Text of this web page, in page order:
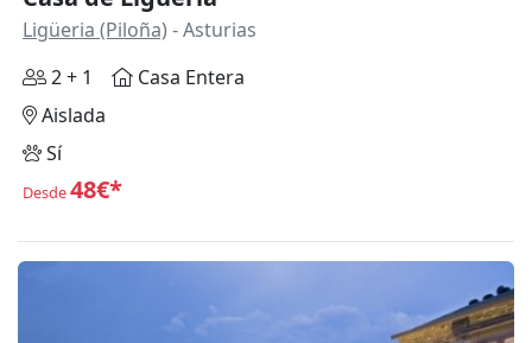
Ligüeria (Piloña) - Asturias
2 + 1
Casa Entera
Aislada
Sí
Desde48€*